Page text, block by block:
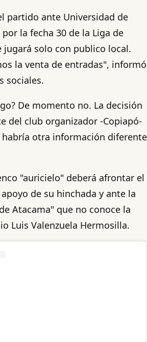
partido ante Universidad de
la fecha 30 de la Liga de
jugará solo con publico local.
la venta de entradas", informó
sociales.
De momento no. La decisión
del club organizador -Copiapó-
otra información diferente
"auricielo" deberá afrontar el
de su hinchada y ante la
Atacama" que no conoce la
Luis Valenzuela Hermosilla.